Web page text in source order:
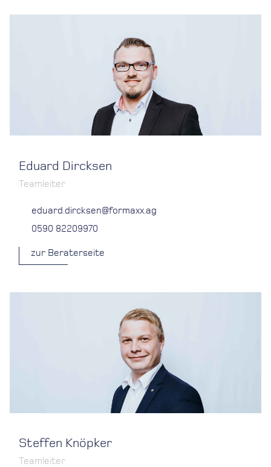
Eduard Dircksen
Teamleiter
eduard.dircksen@formaxx.ag
0590 82209970
zur Beraterseite
Steffen Knöpker
Teamleiter